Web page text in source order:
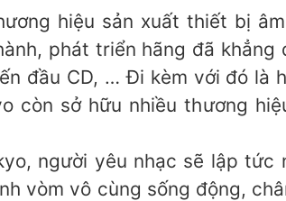
hiệu sản xuất thiết bị
phát triển hãng đã
đầu CD, … Đi kèm với đó là
còn sở hữu nhiều thương
người yêu nhạc sẽ lập
vòm vô cùng sống động,